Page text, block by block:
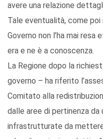
avere una relazione
Tale eventualità, come
Governo non l’ha mai
era e ne è a conoscenza.
La Regione dopo la
governo – ha riferito
Comitato alla
dalle aree di pertinenza da
infrastrutturate da